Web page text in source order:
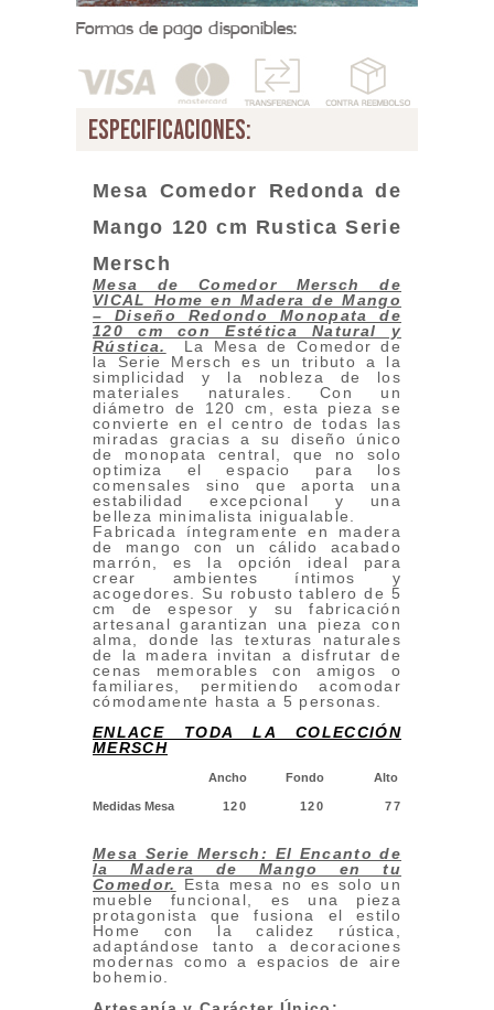
Formas de pago disponibles:
especificaciones:
Mesa Comedor Redonda de
Mango 120 cm Rustica Serie
Mersch
Mesa de Comedor Mersch de
VICAL Home en Madera de Mango
– Diseño Redondo Monopata de
120 cm con Estética Natural y
Rústica.
La Mesa de Comedor de
la Serie Mersch es un tributo a la
simplicidad y la nobleza de los
materiales naturales. Con un
diámetro de 120 cm, esta pieza se
convierte en el centro de todas las
miradas gracias a su diseño único
de monopata central, que no solo
optimiza el espacio para los
comensales sino que aporta una
estabilidad excepcional y una
belleza minimalista inigualable.
Fabricada íntegramente en madera
de mango con un cálido acabado
marrón, es la opción ideal para
crear ambientes íntimos y
acogedores. Su robusto tablero de 5
cm de espesor y su fabricación
artesanal garantizan una pieza con
alma, donde las texturas naturales
de la madera invitan a disfrutar de
cenas memorables con amigos o
familiares, permitiendo acomodar
cómodamente hasta a 5 personas.
ENLACE TODA LA COLECCIÓN
MERSCH
Ancho Fondo Alto
Medidas Mesa 120 120 77
Mesa Serie Mersch: El Encanto de
la Madera de Mango en tu
Comedor.
Esta mesa no es solo un
mueble funcional, es una pieza
protagonista que fusiona el estilo
Home con la calidez rústica,
adaptándose tanto a decoraciones
modernas como a espacios de aire
bohemio.